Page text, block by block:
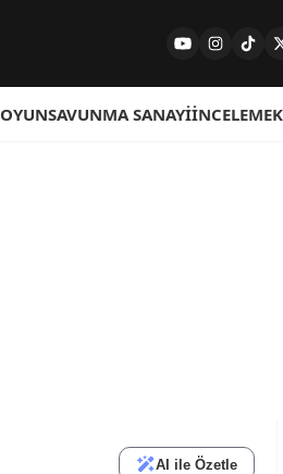
OYUNSAVUNMA SANAYIİNCELEME
AI ile Özetle